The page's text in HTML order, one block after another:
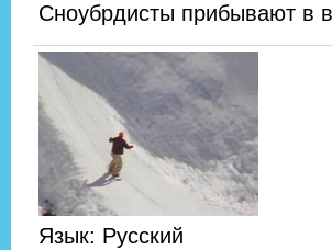
Сноубрдисты прибывают в
Язык: Русский